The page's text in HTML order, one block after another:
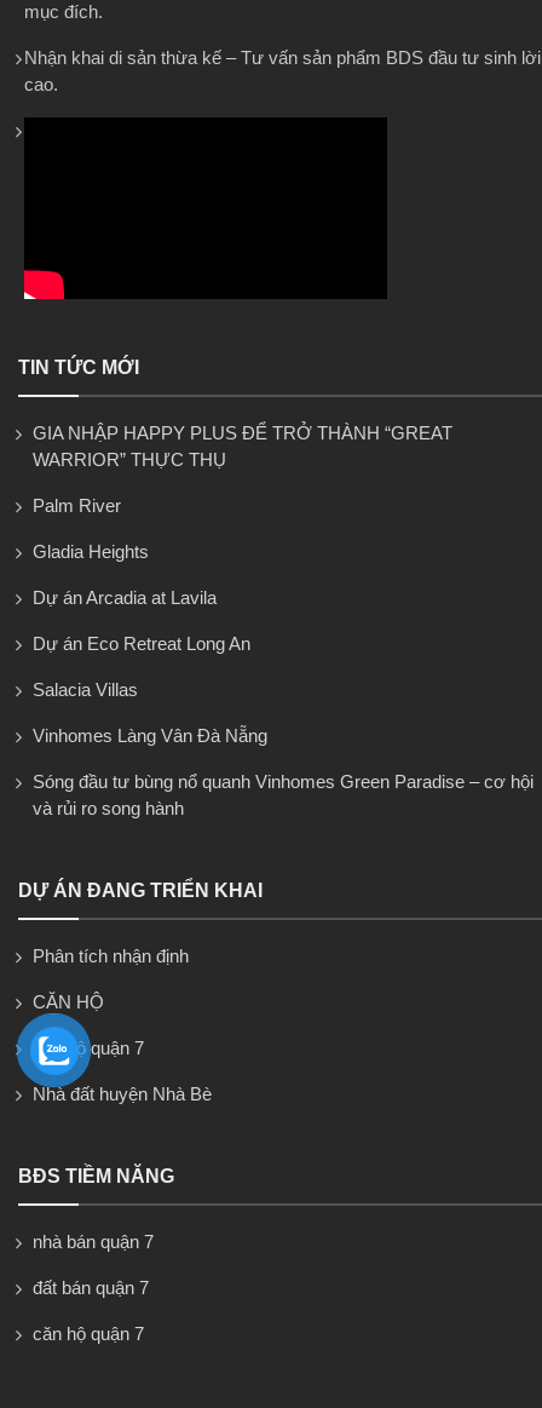
mục đích.
Nhận khai di sản thừa kế – Tư vấn sản phẩm BDS đầu tư sinh lời
cao.
TIN TỨC MỚI
GIA NHẬP HAPPY PLUS ĐỂ TRỞ THÀNH “GREAT
WARRIOR” THỰC THỤ
Palm River
Gladia Heights
Dự án Arcadia at Lavila
Dự án Eco Retreat Long An
Salacia Villas
Vinhomes Làng Vân Đà Nẵng
Sóng đầu tư bùng nổ quanh Vinhomes Green Paradise – cơ hội
và rủi ro song hành
DỰ ÁN ĐANG TRIỂN KHAI
Phân tích nhận định
CĂN HỘ
căn hộ quận 7
Nhà đất huyện Nhà Bè
BĐS TIỀM NĂNG
nhà bán quận 7
đất bán quận 7
căn hộ quận 7